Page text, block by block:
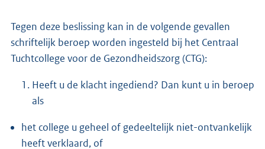
Tegen deze beslissing kan in de volgende gevallen
schriftelijk beroep worden ingesteld bij het Centraal
Tuchtcollege voor de Gezondheidszorg (CTG):
Heeft u de klacht ingediend? Dan kunt u in beroep
als
het college u geheel of gedeeltelijk niet-ontvankelijk
heeft verklaard, of